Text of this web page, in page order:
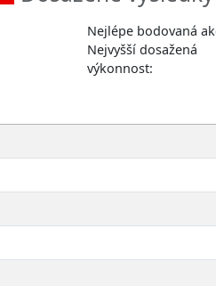
Nejlépe bodovaná
Nejvyšší dosažená
výkonnost: